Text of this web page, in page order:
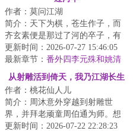
作者：莫问江湖
简介：天下为棋，苍生作子，而
齐玄素便是那过了河的卒子，有
进无退，一往无前。...
更新时间：2026-07-27 15:46:05
最新章节： 番外四李元殊和姚清
从射雕活到倚天，我乃江湖长生
仙
作者：桃花仙人儿
简介：周沐意外穿越到射雕世
界，并拜老顽童周伯通为师。想
到恩师寄人篱下，还在饱经苦难
更新时间：2026-07-22 22:28:23